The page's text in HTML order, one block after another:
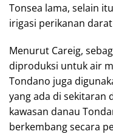
Tonsea lama, selain
irigasi perikanan
Menurut Careig,
diproduksi untuk air
Tondano juga
yang ada di sekitaran
kawasan danau
berkembang secara